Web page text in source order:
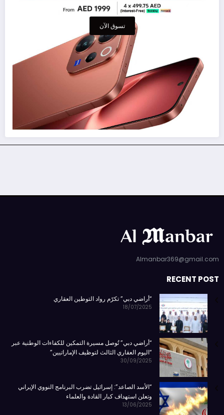
تسوق الآن
Almanbar369@gmail.com
RECENT POST
“أراضي دبي” تكرّم رواد التوطين العقاري
18/07/2025
“أراضي دبي” تُوصل مسيرة التمكين للكفاءات الوطنية عبر
“اليوم العقاري الثالث لتوظيف الإماراتيين”
30/09/2025
“الأسد الصاعد”: إسرائيل تضرب البرنامج النووي الإيراني
وتعلن استهداف كبار القادة والعلماء
13/06/2025